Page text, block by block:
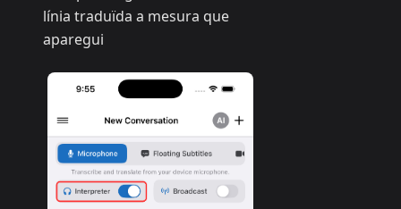
línia traduïda a mesura que
aparegui